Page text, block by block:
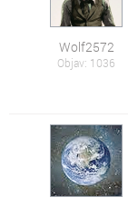
Wolf2572
Objav: 1036